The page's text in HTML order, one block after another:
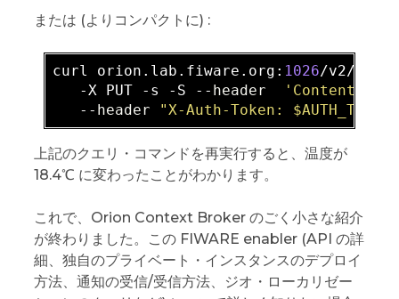
または (よりコンパクトに) :
curl orion .lab .fiware .org : 1026/v2/
   -X PUT -s -S --
header
'Content-
   --
header "X-Auth-Token: $AUTH_TOKEN"
上記のクエリ・コマンドを再実行すると、温度が
18.4℃ に変わったことがわかります。
これで、Orion Context Broker のごく小さな紹介
が終わりました。この FIWARE enabler (API の詳
細、独自のプライベート・インスタンスのデプロイ
方法、通知の受信/受信方法、ジオ・ローカリゼー